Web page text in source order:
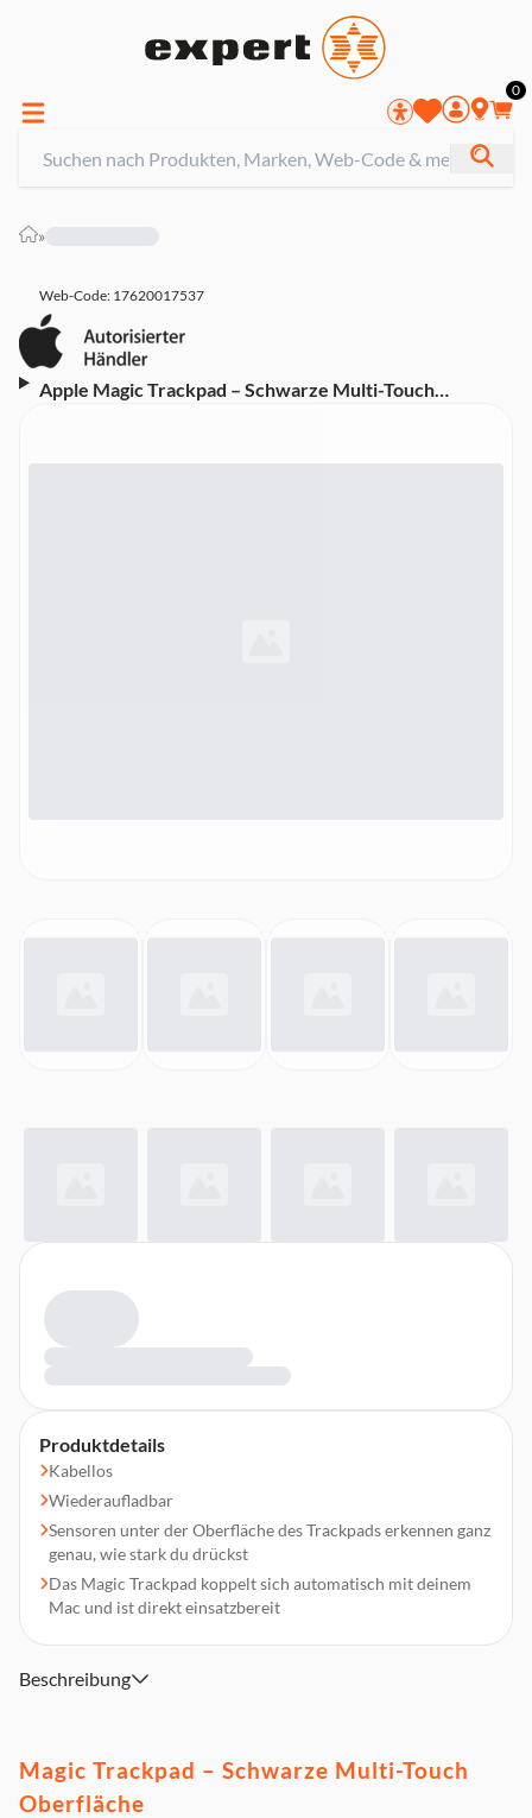
0
»
Web-Code: 17620017537
Apple Magic Trackpad – Schwarze Multi-Touch
Produktdetails
Kabellos
Wieder­aufladbar
Sensoren unter der Oberfläche des Trackpads erkennen ganz
genau, wie stark du drückst
Das Magic Trackpad koppelt sich automatisch mit deinem
Mac und ist direkt einsatz­bereit
Beschreibung
Magic Trackpad – Schwarze Multi-Touch
Oberfläche